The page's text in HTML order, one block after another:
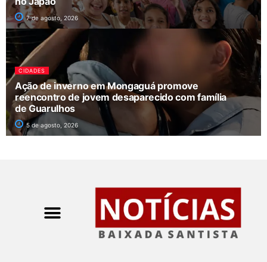
7 de agosto, 2026
CIDADES
Ação de inverno em Mongaguá promove
reencontro de jovem desaparecido com família
de Guarulhos
5 de agosto, 2026